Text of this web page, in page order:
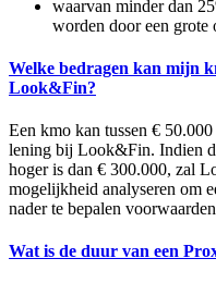
waarvan minder dan
worden door een grote
Welke bedragen kan mijn
Look&Fin?
Een kmo kan tussen €
lening bij Look&Fin. Indien
hoger is dan € 300.000, zal
mogelijkheid analyseren om
nader te bepalen
Wat is de duur van een